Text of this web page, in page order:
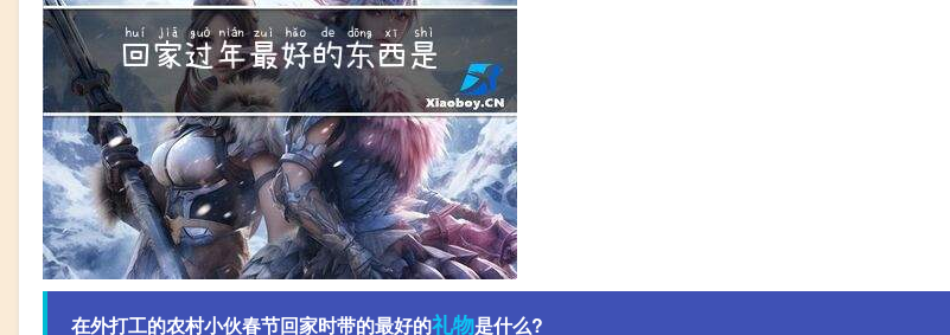
在外打工的农村小伙春节回家时带的最好的礼物是什么?